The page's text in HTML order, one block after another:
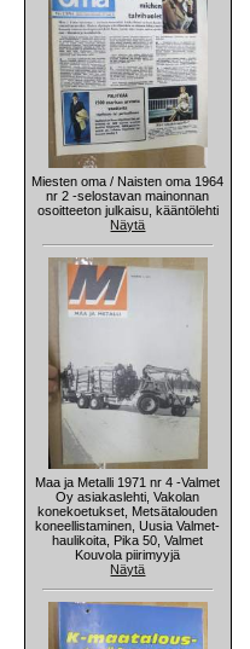
Miesten oma / Naisten oma 1964
nr 2 -selostavan mainonnan
osoitteeton julkaisu, kääntölehti
Näytä
Maa ja Metalli 1971 nr 4 -Valmet
Oy asiakaslehti, Vakolan
konekoetukset, Metsätalouden
koneellistaminen, Uusia Valmet-
haulikoita, Pika 50, Valmet
Kouvola piirimyyjä
Näytä